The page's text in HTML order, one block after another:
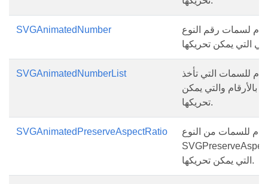
SVGAnimatedNumber لسمات رقم النوع
SVGAnimatedNumberList
للسمات التي تأخذ
بالأرقام والتي يمكن
تحريكها.
SVGAnimatedPreserveAspectRatio
للسمات من النوع
التي يمكن تحريكها.